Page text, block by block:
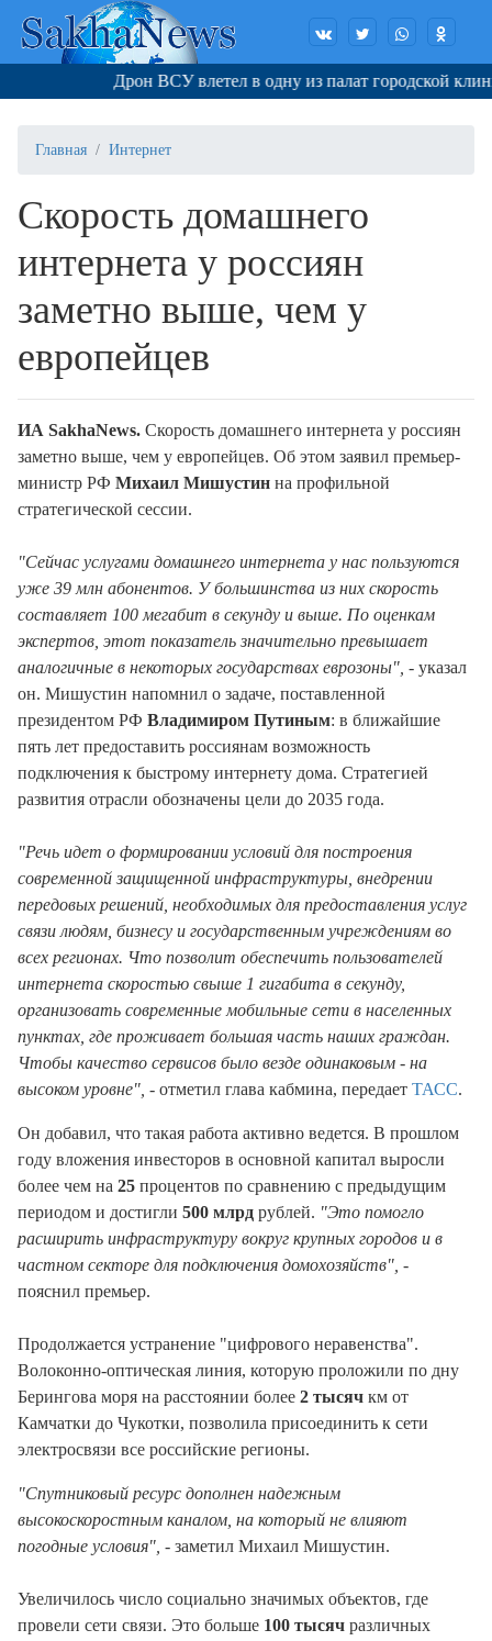
Дрон ВСУ влетел в одну из палат городской
Главная Интернет
Скорость домашнего
интернета у россиян
заметно выше, чем у
европейцев
ИА SakhaNews. Скорость домашнего интернета у россиян
заметно выше, чем у европейцев. Об этом заявил премьер-
министр РФ Михаил Мишустин на профильной
стратегической сессии.
"Сейчас услугами домашнего интернета у нас пользуются
уже 39 млн абонентов. У большинства из них скорость
составляет 100 мегабит в секунду и выше. По оценкам
экспертов, этот показатель значительно превышает
аналогичные в некоторых государствах еврозоны", - указал
он. Мишустин напомнил о задаче, поставленной
президентом РФ Владимиром Путиным: в ближайшие
пять лет предоставить россиянам возможность
подключения к быстрому интернету дома. Стратегией
развития отрасли обозначены цели до 2035 года.
"Речь идет о формировании условий для построения
современной защищенной инфраструктуры, внедрении
передовых решений, необходимых для предоставления услуг
связи людям, бизнесу и государственным учреждениям во
всех регионах. Что позволит обеспечить пользователей
интернета скоростью свыше 1 гигабита в секунду,
организовать современные мобильные сети в населенных
пунктах, где проживает большая часть наших граждан.
Чтобы качество сервисов было везде одинаковым - на
высоком уровне", - отметил глава кабмина, передает ТАСС.
Он добавил, что такая работа активно ведется. В прошлом
году вложения инвесторов в основной капитал выросли
более чем на 25 процентов по сравнению с предыдущим
периодом и достигли 500 млрд рублей. "Это помогло
расширить инфраструктуру вокруг крупных городов и в
частном секторе для подключения домохозяйств", -
пояснил премьер.
Продолжается устранение "цифрового неравенства".
Волоконно-оптическая линия, которую проложили по дну
Берингова моря на расстоянии более 2 тысяч км от
Камчатки до Чукотки, позволила присоединить к сети
электросвязи все российские регионы.
"Спутниковый ресурс дополнен надежным
высокоскоростным каналом, на который не влияют
погодные условия", - заметил Михаил Мишустин.
Увеличилось число социально значимых объектов, где
провели сети связи. Это больше 100 тысяч различных